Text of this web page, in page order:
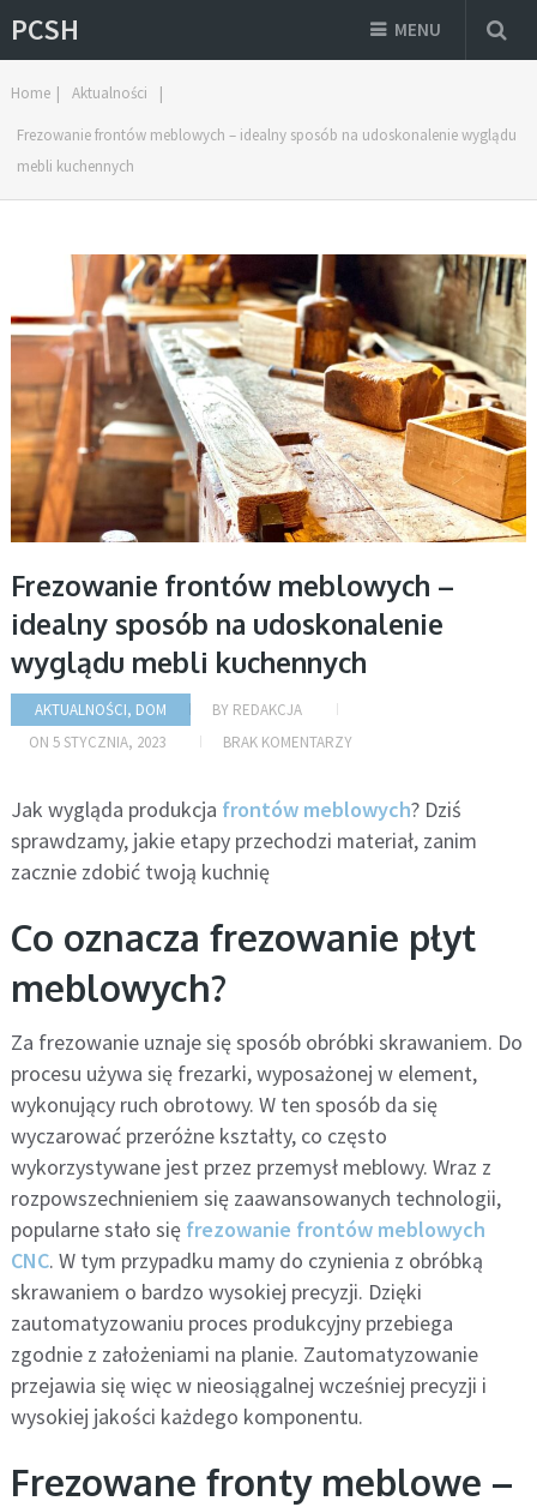
PCSH MENU
Home | Aktualności |
Frezowanie frontów meblowych – idealny sposób na udoskonalenie wyglądu
mebli kuchennych
Frezowanie frontów meblowych –
idealny sposób na udoskonalenie
wyglądu mebli kuchennych
AKTUALNOŚCI, DOM BY REDAKCJA
ON 5 STYCZNIA, 2023 BRAK KOMENTARZY
Jak wygląda produkcja frontów meblowych? Dziś
sprawdzamy, jakie etapy przechodzi materiał, zanim
zacznie zdobić twoją kuchnię
Co oznacza frezowanie płyt
meblowych?
Za frezowanie uznaje się sposób obróbki skrawaniem. Do
procesu używa się frezarki, wyposażonej w element,
wykonujący ruch obrotowy. W ten sposób da się
wyczarować przeróżne kształty, co często
wykorzystywane jest przez przemysł meblowy. Wraz z
rozpowszechnieniem się zaawansowanych technologii,
popularne stało się frezowanie frontów meblowych
CNC. W tym przypadku mamy do czynienia z obróbką
skrawaniem o bardzo wysokiej precyzji. Dzięki
zautomatyzowaniu proces produkcyjny przebiega
zgodnie z założeniami na planie. Zautomatyzowanie
przejawia się więc w nieosiągalnej wcześniej precyzji i
wysokiej jakości każdego komponentu.
Frezowane fronty meblowe –